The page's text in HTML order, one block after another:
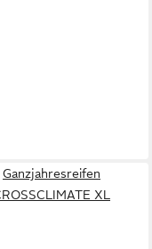
Ganzjahresreifen
XL